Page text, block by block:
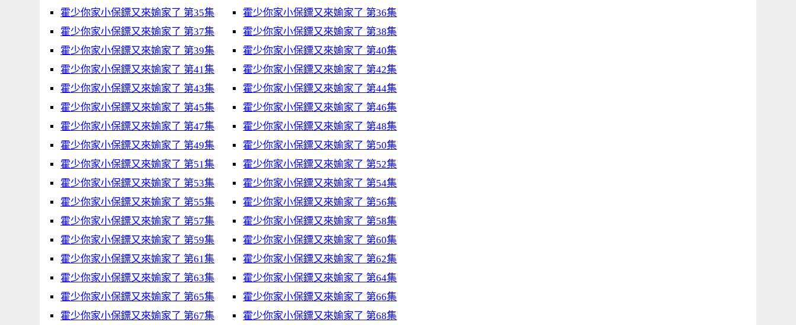
霍少你家小保鏢又來媮家了 第35集
霍少你家小保鏢又來媮家了 第36集
霍少你家小保鏢又來媮家了 第37集
霍少你家小保鏢又來媮家了 第38集
霍少你家小保鏢又來媮家了 第39集
霍少你家小保鏢又來媮家了 第40集
霍少你家小保鏢又來媮家了 第41集
霍少你家小保鏢又來媮家了 第42集
霍少你家小保鏢又來媮家了 第43集
霍少你家小保鏢又來媮家了 第44集
霍少你家小保鏢又來媮家了 第45集
霍少你家小保鏢又來媮家了 第46集
霍少你家小保鏢又來媮家了 第47集
霍少你家小保鏢又來媮家了 第48集
霍少你家小保鏢又來媮家了 第49集
霍少你家小保鏢又來媮家了 第50集
霍少你家小保鏢又來媮家了 第51集
霍少你家小保鏢又來媮家了 第52集
霍少你家小保鏢又來媮家了 第53集
霍少你家小保鏢又來媮家了 第54集
霍少你家小保鏢又來媮家了 第55集
霍少你家小保鏢又來媮家了 第56集
霍少你家小保鏢又來媮家了 第57集
霍少你家小保鏢又來媮家了 第58集
霍少你家小保鏢又來媮家了 第59集
霍少你家小保鏢又來媮家了 第60集
霍少你家小保鏢又來媮家了 第61集
霍少你家小保鏢又來媮家了 第62集
霍少你家小保鏢又來媮家了 第63集
霍少你家小保鏢又來媮家了 第64集
霍少你家小保鏢又來媮家了 第65集
霍少你家小保鏢又來媮家了 第66集
霍少你家小保鏢又來媮家了 第67集
霍少你家小保鏢又來媮家了 第68集